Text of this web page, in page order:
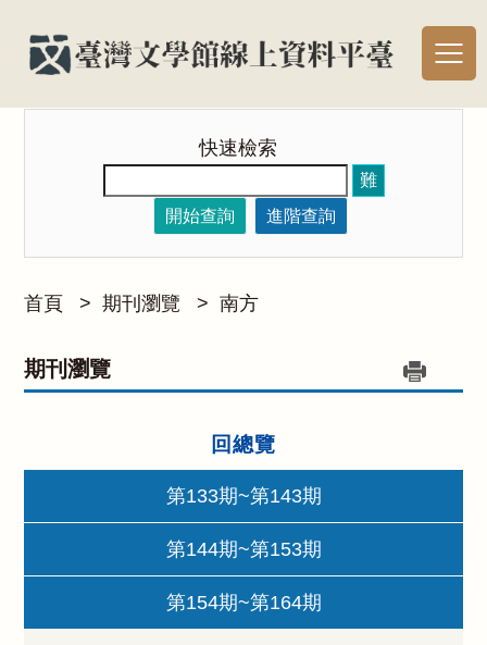
快速檢索
難
開始查詢
進階查詢
首頁 > 期刊瀏覽 > 南方
期刊瀏覽
回總覽
第133期~第143期
第144期~第153期
第154期~第164期